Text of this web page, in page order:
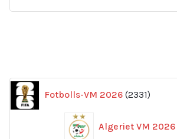
Fotbolls-VM 2026 2331
Algeriet VM 2026